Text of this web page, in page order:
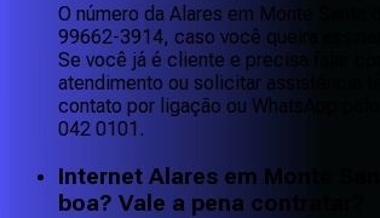
O número da Alares em Monte Santo
99662-3914, caso você queira
Se você já é cliente e precisa falar
atendimento ou solicitar assistência
contato por ligação ou WhatsApp
042 0101.
Internet Alares em Monte
boa? Vale a pena contratar?